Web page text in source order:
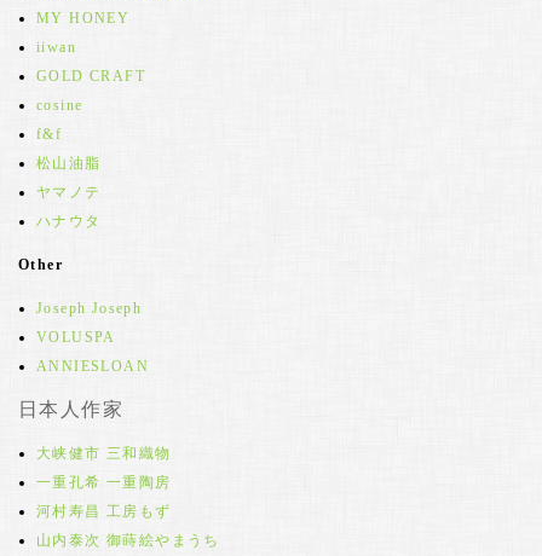
MY HONEY
iiwan
GOLD CRAFT
cosine
f&f
松山油脂
ヤマノテ
ハナウタ
Other
Joseph Joseph
VOLUSPA
ANNIESLOAN
日本人作家
大峡健市 三和織物
一重孔希 一重陶房
河村寿昌 工房もず
山内泰次 御蒔絵やまうち